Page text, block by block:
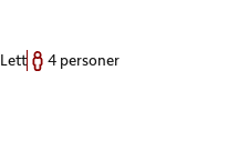
Lett 4 personer